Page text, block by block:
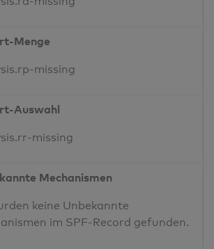
Menge
missing
Auswahl
missing
Mechanismen
keine Unbekannte
im SPF-Record gefunden.